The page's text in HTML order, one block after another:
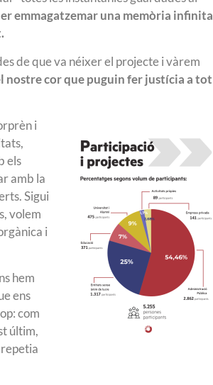
emmagatzemar una memòria infinita
de que va néixer el projecte i vàrem
nostre cor que puguin fer justícia a tot
i
els
amb la
Sigui
volem
i
hem
ens
com
últim,